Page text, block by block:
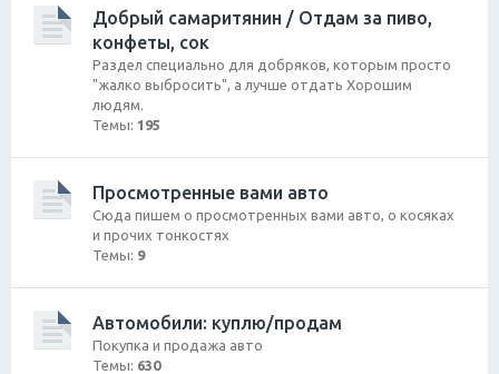
Добрый самаритянин / Отдам за пиво,
конфеты, сок
Раздел специально для добряков, которым просто
"жалко выбросить", а лучше отдать Хорошим
людям.
Темы: 195
Просмотренные вами авто
Сюда пишем о просмотренных вами авто, о косяках
и прочих тонкостях
Темы: 9
Автомобили: куплю/продам
Покупка и продажа авто
Темы: 630